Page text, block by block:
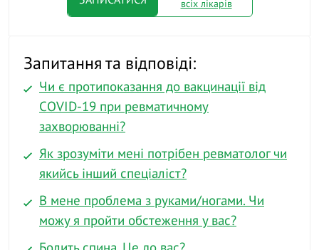
всіх лікарів
Запитання та відповіді:
Чи є протипоказання до вакцинації від
COVID-19 при ревматичному
захворюванні?
Як зрозуміти мені потрібен ревматолог чи
якийсь інший спеціаліст?
В мене проблема з руками/ногами. Чи
можу я пройти обстеження у вас?